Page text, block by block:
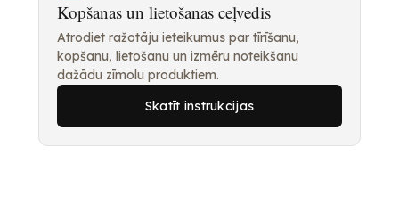
Kopšanas un lietošanas ceļvedis
Atrodiet ražotāju ieteikumus par tīrīšanu,
kopšanu, lietošanu un izmēru noteikšanu
dažādu zīmolu produktiem.
Skatīt instrukcijas